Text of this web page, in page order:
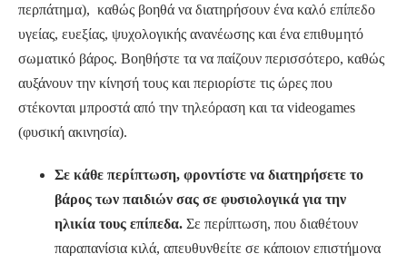
περπάτημα), καθώς βοηθά να διατηρήσουν ένα καλό επίπεδο
υγείας, ευεξίας, ψυχολογικής ανανέωσης και ένα επιθυμητό
σωματικό βάρος. Βοηθήστε τα να παίζουν περισσότερο, καθώς
αυξάνουν την κίνησή τους και περιορίστε τις ώρες που
στέκονται μπροστά από την τηλεόραση και τα videogames
(φυσική ακινησία).
Σε κάθε περίπτωση, φροντίστε να διατηρήσετε το
βάρος των παιδιών σας σε φυσιολογικά για την
ηλικία τους επίπεδα. Σε περίπτωση, που διαθέτουν
παραπανίσια κιλά, απευθυνθείτε σε κάποιον επιστήμονα